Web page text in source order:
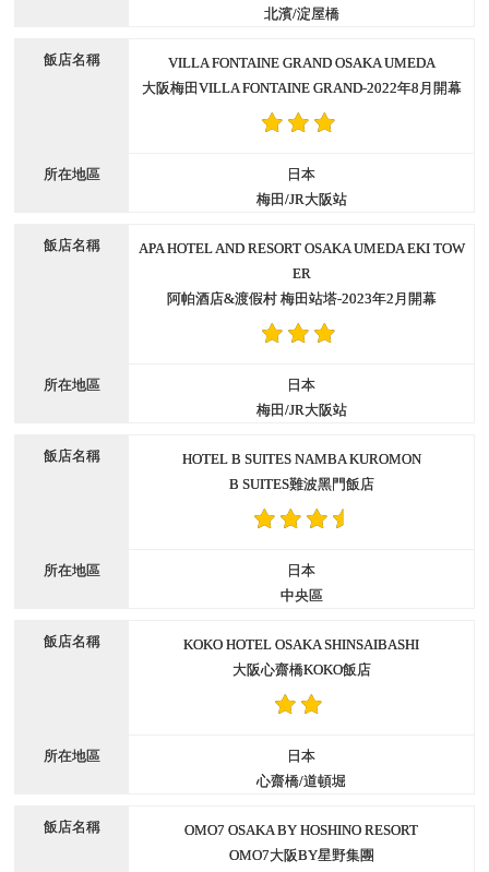
北濱/淀屋橋
VILLA FONTAINE GRAND OSAKA UMEDA
大阪梅田VILLA FONTAINE GRAND-2022年8月開幕
日本
梅田/JR大阪站
APA HOTEL AND RESORT OSAKA UMEDA EKI TOW
ER
阿帕酒店&渡假村 梅田站塔-2023年2月開幕
日本
梅田/JR大阪站
HOTEL B SUITES NAMBA KUROMON
B SUITES難波黑門飯店
日本
中央區
KOKO HOTEL OSAKA SHINSAIBASHI
大阪心齋橋KOKO飯店
日本
心齋橋/道頓堀
OMO7 OSAKA BY HOSHINO RESORT
OMO7大阪BY星野集團